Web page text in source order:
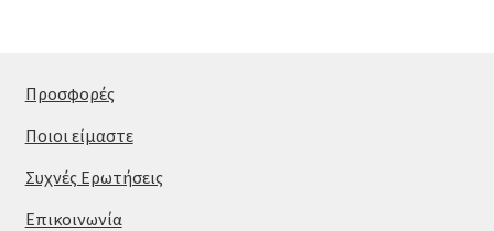
Προσφορές
Ποιοι είμαστε
Συχνές Ερωτήσεις
Επικοινωνία